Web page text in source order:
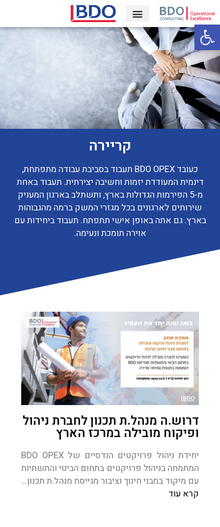
פתח סרגל נגישות
קריירה
כעובד BDO OPEX תעבוד בסביבת עבודה מתפתחת,
דינמית המעודדת יזמות וחשיבה יצירתית. תעבוד באחת
מ-5 הפירמות הגדולות בארץ, ותשתלב בארגון המעניק
שירותים לארגונים בכל מגזרי המשק ברמה מהגבוהות
בארץ. גם אתה באופן אישי תתפתח. תעבוד ביחידות עם
אוירה תומכת ונעימה.
דרוש.ה מנהל.ת תכנון לחברת ניהול
ופיקוח מובילה במרכז הארץ
יחידת ניהול פרויקטים הנדסיים של BDO OPEX
המתמחה בניהול פרויקטים בתחום הבינוי והתשתיות
עם מיקוד במבני חינוך וציבור מגייסת מנהל.ת תכנון…
קרא עוד